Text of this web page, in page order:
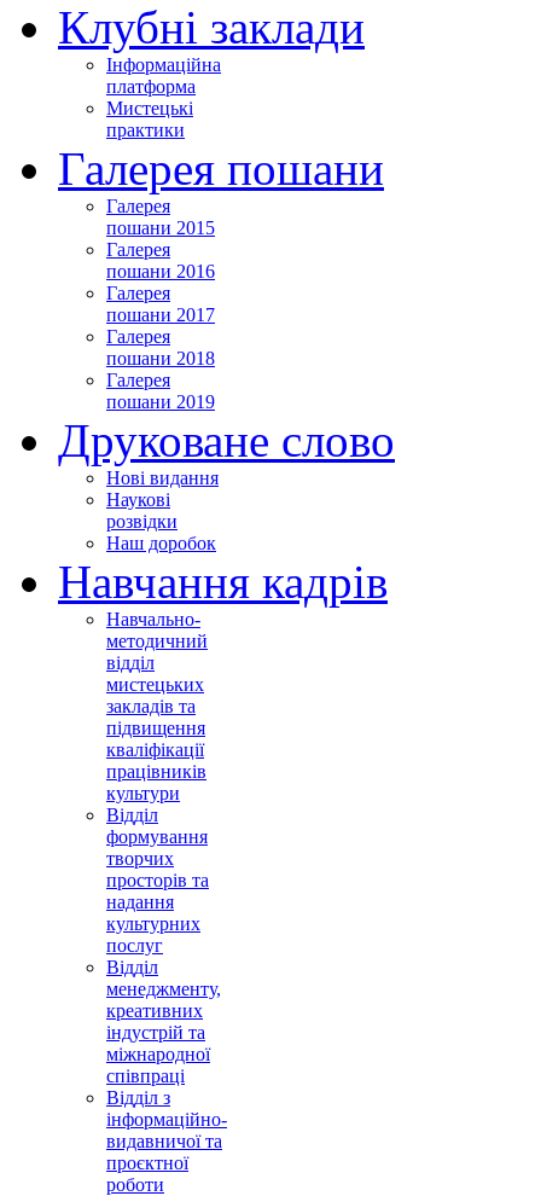
Клубні заклади
Інформаційна
платформа
Мистецькі
практики
Галерея пошани
Галерея
пошани 2015
Галерея
пошани 2016
Галерея
пошани 2017
Галерея
пошани 2018
Галерея
пошани 2019
Друковане слово
Нові видання
Наукові
розвідки
Наш доробок
Навчання кадрів
Навчально-
методичний
відділ
мистецьких
закладів та
підвищення
кваліфікації
працівників
культури
Відділ
формування
творчих
просторів та
надання
культурних
послуг
Відділ
менеджменту,
креативних
індустрій та
міжнародної
співпраці
Відділ з
інформаційно-
видавничої та
проєктної
роботи